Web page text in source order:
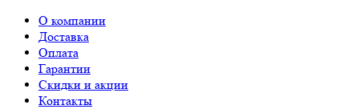
О компании
Доставка
Оплата
Гарантии
Скидки и акции
Контакты